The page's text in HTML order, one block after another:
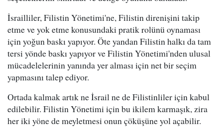
İsrailliler, Filistin Yönetimi'ne, Filistin direnişini takip
etme ve yok etme konusundaki pratik rolünü oynaması
için yoğun baskı yapıyor. Öte yandan Filistin halkı da tam
tersi yönde baskı yapıyor ve Filistin Yönetimi'nden ulusal
mücadelelerinin yanında yer alması için net bir seçim
yapmasını talep ediyor.
Ortada kalmak artık ne İsrail ne de Filistinliler için kabul
edilebilir. Filistin Yönetimi için bu ikilem karmaşık, zira
her iki yöne de meyletmesi onun çöküşüne yol açabilir.